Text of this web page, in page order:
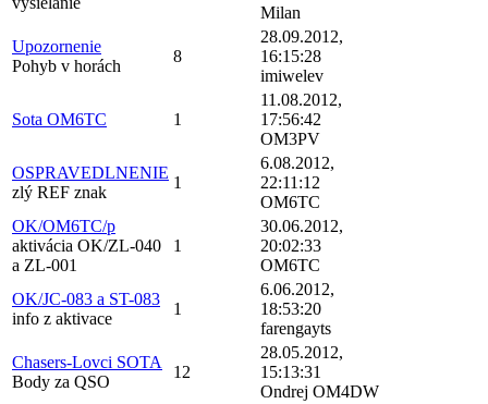
Milan
Upozornenie
Pohyb v horách
8
28.09.2012,
16:15:28
imiwelev
Sota OM6TC 1
11.08.2012,
17:56:42
OM3PV
OSPRAVEDLNENIE
zlý REF znak
1
6.08.2012,
22:11:12
OM6TC
OK/OM6TC/p
aktivácia OK/ZL-040
a ZL-001
1
30.06.2012,
20:02:33
OM6TC
OK/JC-083 a ST-083
info z aktivace
1
6.06.2012,
18:53:20
farengayts
Chasers-Lovci SOTA
Body za QSO
12
28.05.2012,
15:13:31
Ondrej OM4DW